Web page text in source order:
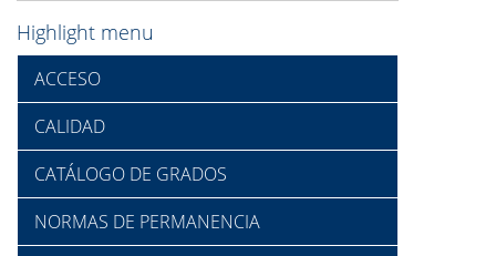
Highlight menu
ACCESO
CALIDAD
CATÁLOGO DE GRADOS
NORMAS DE PERMANENCIA